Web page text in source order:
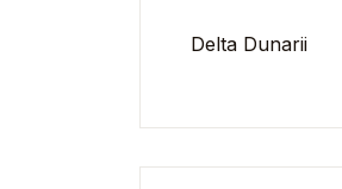
Delta Dunarii